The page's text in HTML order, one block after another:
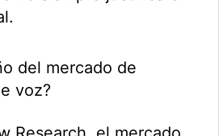
del mercado de
voz?